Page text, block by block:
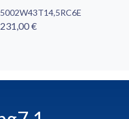
5002W43T14,5RC6E
231,00 €